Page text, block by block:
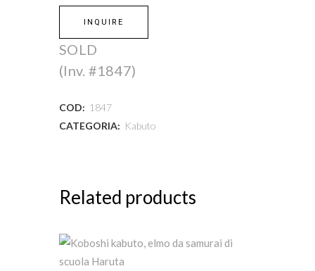
INQUIRE
SOLD
(Inv. #1847)
COD: 1847
CATEGORIA: Kabuto
Related products